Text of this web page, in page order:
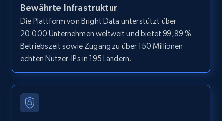
Youtube - Videos posts - Discover videos by
URL, Title, Youtuber, Youtuber md5, Video url,
Video length, Likes, Views, and more.
Bewährte Infrastruktur
Die Plattform von Bright Data unterstützt über
20.000 Unternehmen weltweit und bietet 99,99 %
Betriebszeit sowie Zugang zu über 150 Millionen
echten Nutzer-IPs in 195 Ländern.